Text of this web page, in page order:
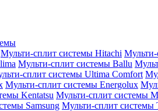
Мульти-сплит системы Hitachi Мульти-
Мульти-сплит системы Ballu
сплит системы Ultima Comfort
Мульти-сплит системы Energolux
Kentatsu Мульти-сплит системы
Samsung Мульти-сплит системы